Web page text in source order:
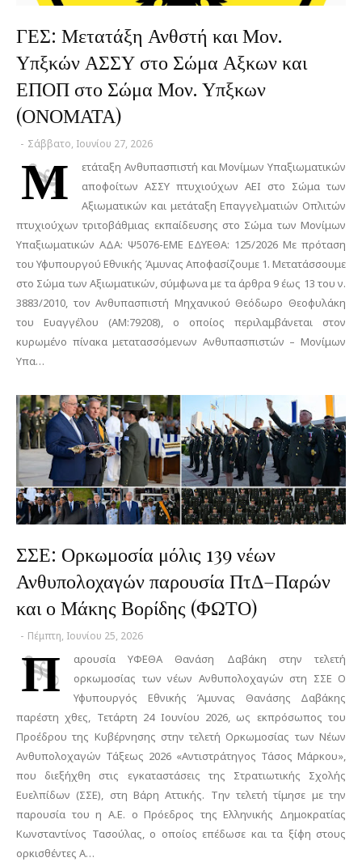
ΓΕΣ: Μετατάξη Ανθστή και Μον.
Υπξκών ΑΣΣΥ στο Σώμα Αξκων και
ΕΠΟΠ στο Σώμα Μον. Υπξκων
(ΟΝΟΜΑΤΑ)
- Σάββατο, Ιουνίου 27, 2026
Μ
ετάταξη Ανθυπασπιστή και Μονίμων Υπαξιωματικών
αποφοίτων ΑΣΣΥ πτυχιούχων ΑΕΙ στο Σώμα των
Αξιωματικών και μετάταξη Επαγγελματιών Οπλιτών
πτυχιούχων τριτοβάθμιας εκπαίδευσης στο Σώμα των Μονίμων
Υπαξιωματικών ΑΔΑ: Ψ5076-ΕΜΕ ΕΔΥΕΘΑ: 125/2026 Με πρόταση
του Υφυπουργού Εθνικής Άμυνας Αποφασίζουμε 1. Μετατάσσουμε
στο Σώμα των Αξιωματικών, σύμφωνα με τα άρθρα 9 έως 13 του ν.
3883/2010, τον Ανθυπασπιστή Μηχανικού Θεόδωρο Θεοφυλάκη
του Ευαγγέλου (ΑΜ:79208), ο οποίος περιλαμβάνεται στον
κυρωμένο πίνακα μετατασσόμενων Ανθυπασπιστών – Μονίμων
Υπα…
ΣΣΕ: Ορκωμοσία μόλις 139 νέων
Ανθυπολοχαγών παρουσία ΠτΔ–Παρών
και ο Μάκης Βορίδης (ΦΩΤΟ)
- Πέμπτη, Ιουνίου 25, 2026
Π
αρουσία ΥΦΕΘΑ Θανάση Δαβάκη στην τελετή
ορκωμοσίας των νέων Ανθυπολοχαγών στη ΣΣΕ Ο
Υφυπουργός Εθνικής Άμυνας Θανάσης Δαβάκης
παρέστη χθες, Τετάρτη 24 Ιουνίου 2026, ως εκπρόσωπος του
Προέδρου της Κυβέρνησης στην τελετή Ορκωμοσίας των Νέων
Ανθυπολοχαγών Τάξεως 2026 «Αντιστράτηγος Τάσος Μάρκου»,
που διεξήχθη στις εγκαταστάσεις της Στρατιωτικής Σχολής
Ευελπίδων (ΣΣΕ), στη Βάρη Αττικής. Την τελετή τίμησε με την
παρουσία του η Α.Ε. ο Πρόεδρος της Ελληνικής Δημοκρατίας
Κωνσταντίνος Τασούλας, ο οποίος επέδωσε και τα ξίφη στους
ορκισθέντες Α…